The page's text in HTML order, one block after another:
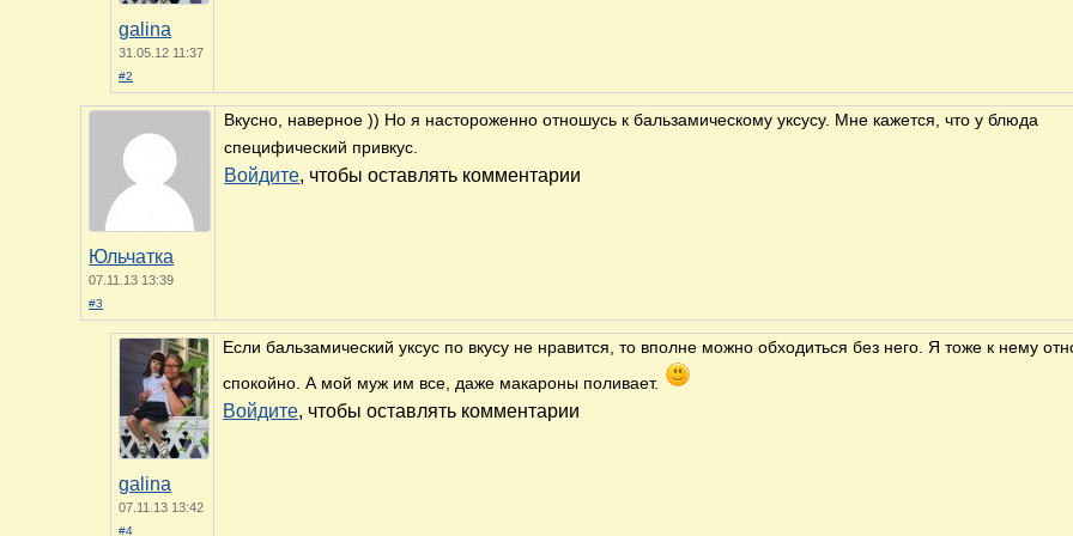
galina
31.05.12 11:37
#2
Юльчатка
07.11.13 13:39
#3
Вкусно, наверное )) Но я настороженно отношусь к бальзамическому уксусу. Мне кажется, что у блюда
специфический привкус.
Войдите, чтобы оставлять комментарии
galina
07.11.13 13:42
#4
Если бальзамический уксус по вкусу не нравится, то вполне можно обходиться без него. Я тоже к нему
спокойно. А мой муж им все, даже макароны поливает.
Войдите, чтобы оставлять комментарии